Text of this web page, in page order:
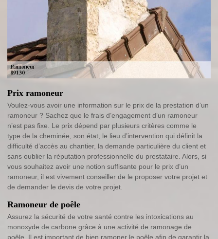
Prix ramoneur
Voulez-vous avoir une information sur le prix de la prestation d’un
ramoneur ? Sachez que le frais d’engagement d’un ramoneur
n’est pas fixe. Le prix dépend par plusieurs critères comme le
type de la cheminée, son état, le lieu d’intervention qui définit la
difficulté d’accès au chantier, la demande particulière du client et
sans oublier la réputation professionnelle du prestataire. Alors, si
vous souhaitez avoir une notion suffisante pour le prix d’un
ramoneur, il est vivement conseiller de le proposer votre projet et
de demander le devis de votre projet.
Ramoneur de poêle
Assurez la sécurité de votre santé contre les intoxications au
monoxyde de carbone grâce à une activité de ramonage de
poêle. Il est important de bien ramoner le poêle afin de garantir la